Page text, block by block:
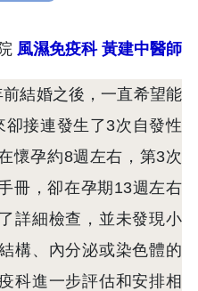
風濕免疫科 黃建中醫師
結婚之後，一直希望能
接連發生了3次自發性
懷孕約8週左右，第3次
冊，卻在孕期13週左右
詳細檢查，並未發現小
構、內分泌或染色體的
科進一步評估和安排相